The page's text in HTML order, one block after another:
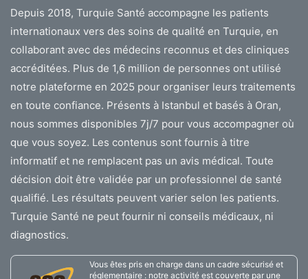
Depuis 2018, Turquie Santé accompagne les patients
internationaux vers des soins de qualité en Turquie, en
collaborant avec des médecins reconnus et des cliniques
accréditées. Plus de 1,6 million de personnes ont utilisé
notre plateforme en 2025 pour organiser leurs traitements
en toute confiance. Présents à Istanbul et basés à Oran,
nous sommes disponibles 7j/7 pour vous accompagner où
que vous soyez. Les contenus sont fournis à titre
informatif et ne remplacent pas un avis médical. Toute
décision doit être validée par un professionnel de santé
qualifié. Les résultats peuvent varier selon les patients.
Turquie Santé ne peut fournir ni conseils médicaux, ni
diagnostics.
Vous êtes pris en charge dans un cadre sécurisé et
réglementaire : notre activité est couverte par une